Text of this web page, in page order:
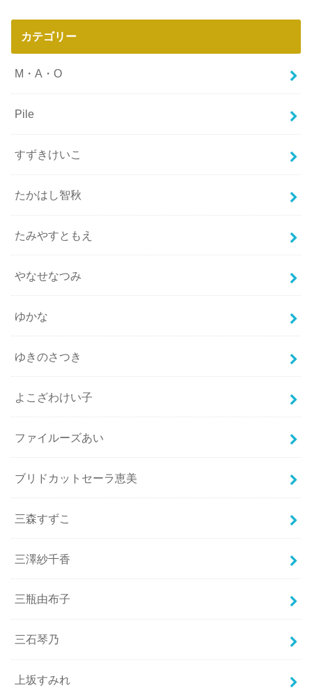
カテゴリー
M・A・O
Pile
すずきけいこ
たかはし智秋
たみやすともえ
やなせなつみ
ゆかな
ゆきのさつき
よこざわけい子
ファイルーズあい
ブリドカットセーラ恵美
三森すずこ
三澤紗千香
三瓶由布子
三石琴乃
上坂すみれ